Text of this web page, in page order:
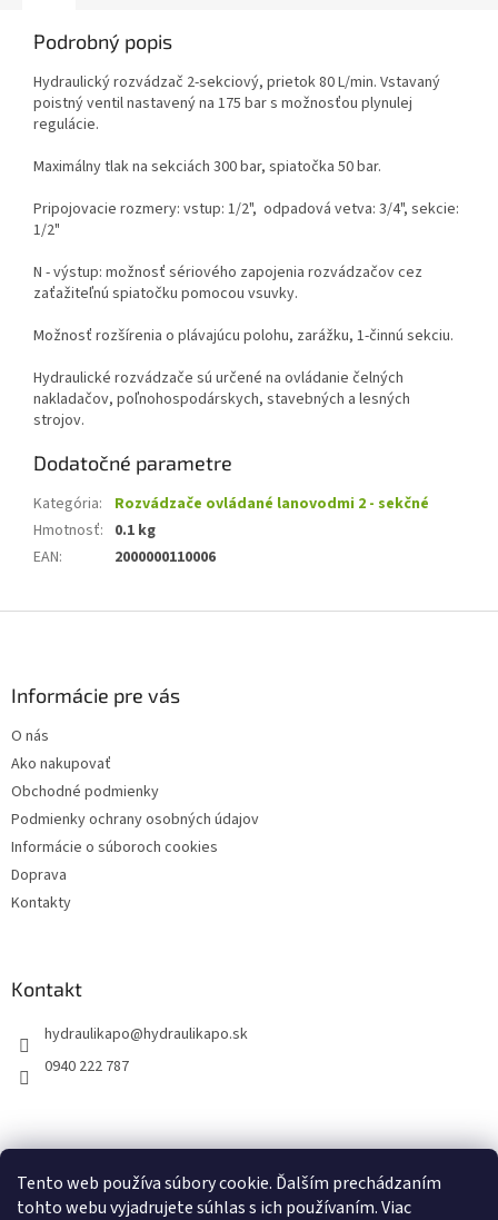
Tento web používa súbory cookie. Ďalším prechádzaním
tohto webu vyjadrujete súhlas s ich používaním. Viac
Podrobný popis
Hydraulický rozvádzač 2-sekciový, prietok 80 L/min. Vstavaný
poistný ventil nastavený na 175 bar s možnosťou plynulej
regulácie.
Maximálny tlak na sekciách 300 bar, spiatočka 50 bar.
Pripojovacie rozmery: vstup: 1/2", odpadová vetva: 3/4", sekcie:
1/2"
N - výstup: možnosť sériového zapojenia rozvádzačov cez
zaťažiteľnú spiatočku pomocou vsuvky.
Možnosť rozšírenia o plávajúcu polohu, zarážku, 1-činnú sekciu.
Hydraulické rozvádzače sú určené na ovládanie čelných
nakladačov, poľnohospodárskych, stavebných a lesných
strojov.
Dodatočné parametre
Kategória:
Rozvádzače ovládané lanovodmi 2 - sekčné
Hmotnosť: 0.1 kg
EAN: 2000000110006
Informácie pre vás
O nás
Ako nakupovať
Obchodné podmienky
Podmienky ochrany osobných údajov
Informácie o súboroch cookies
Doprava
Kontakty
Kontakt
hydraulikapo@hydraulikapo.sk
0940 222 787